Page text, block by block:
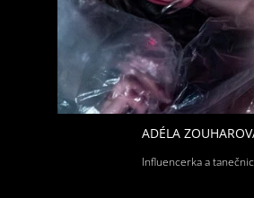
ADÉLA
Influencerka a